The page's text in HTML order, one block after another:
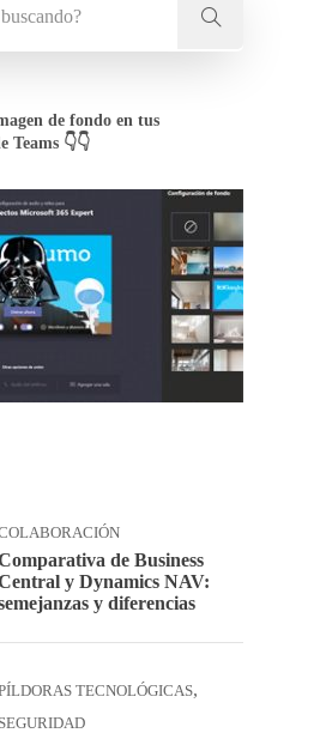
de fondo en tus
Teams 👇👇
de Business
y Dynamics NAV:
y diferencias
TECNOLÓGICAS,
SEGURIDAD